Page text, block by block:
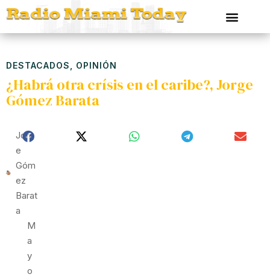
DESTACADOS OPINIÓN
¿Habrá otra crísis en el caribe?, Jorge
Gómez Barata
Jorg
E
Góm
Ez
Barat
A
M
A
Y
O